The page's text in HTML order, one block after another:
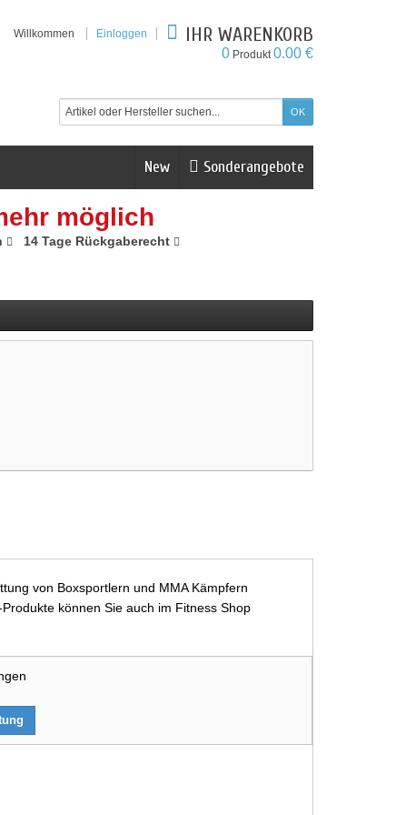
Willkommen Einloggen IHR WARENKORB
0 Produkt0.00 €
Sonderangebote
New
möglich
14 Tage Rückgaberecht
von Boxsportlern und MMA Kämpfern
können Sie auch im Fitness Shop